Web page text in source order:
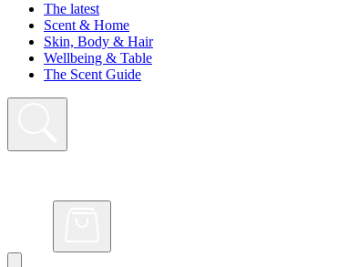
The latest
Scent & Home
Skin, Body & Hair
Wellbeing & Table
The Scent Guide